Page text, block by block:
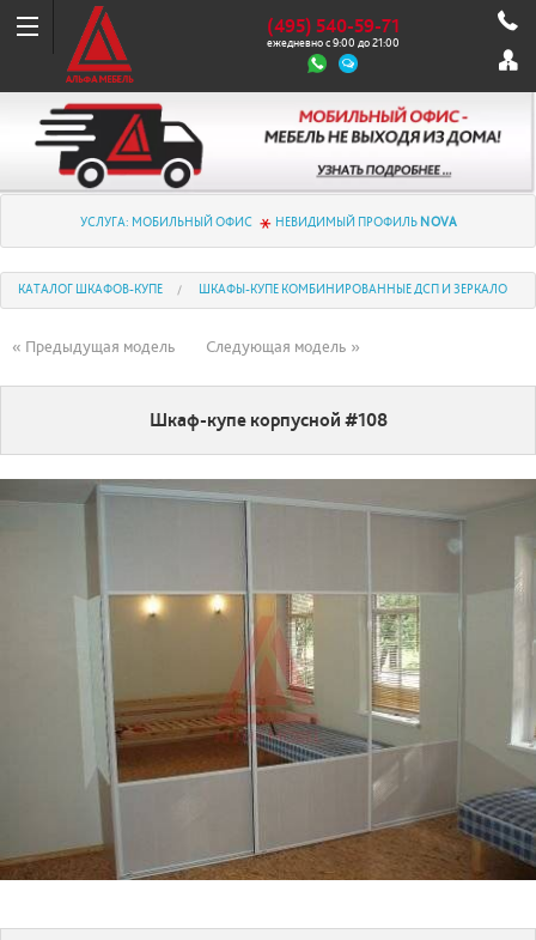
(495) 540-59-71
ежедневно с 9:00 до 21:00
УСЛУГА: МОБИЛЬНЫЙ ОФИС НЕВИДИМЫЙ ПРОФИЛЬ NOVA
КАТАЛОГ ШКАФОВ-КУПЕ ШКАФЫ-КУПЕ КОМБИНИРОВАННЫЕ ДСП И ЗЕРКАЛО
« Предыдущая модель Следующая модель »
Шкаф-купе корпусной #108